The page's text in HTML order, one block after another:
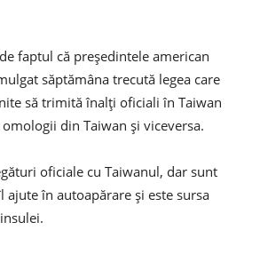
faptul că președintele american
săptămâna trecută legea care
să trimită înalți oficiali în Taiwan
din Taiwan și viceversa.
oficiale cu Taiwanul, dar sunt
ajute în autoapărare și este sursa